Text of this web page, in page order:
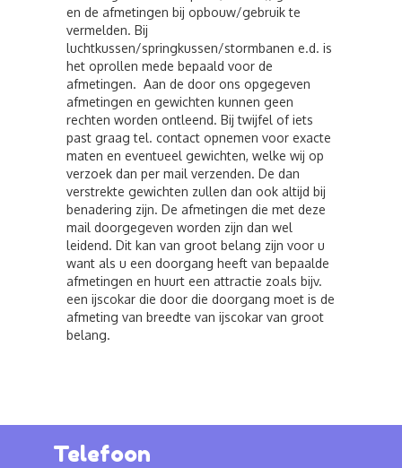
en de afmetingen bij opbouw/gebruik te
vermelden. Bij
luchtkussen/springkussen/stormbanen e.d. is
het oprollen mede bepaald voor de
afmetingen. Aan de door ons opgegeven
afmetingen en gewichten kunnen geen
rechten worden ontleend. Bij twijfel of iets
past graag tel. contact opnemen voor exacte
maten en eventueel gewichten, welke wij op
verzoek dan per mail verzenden. De dan
verstrekte gewichten zullen dan ook altijd bij
benadering zijn. De afmetingen die met deze
mail doorgegeven worden zijn dan wel
leidend. Dit kan van groot belang zijn voor u
want als u een doorgang heeft van bepaalde
afmetingen en huurt een attractie zoals bijv.
een ijscokar die door die doorgang moet is de
afmeting van breedte van ijscokar van groot
belang.
Telefoon